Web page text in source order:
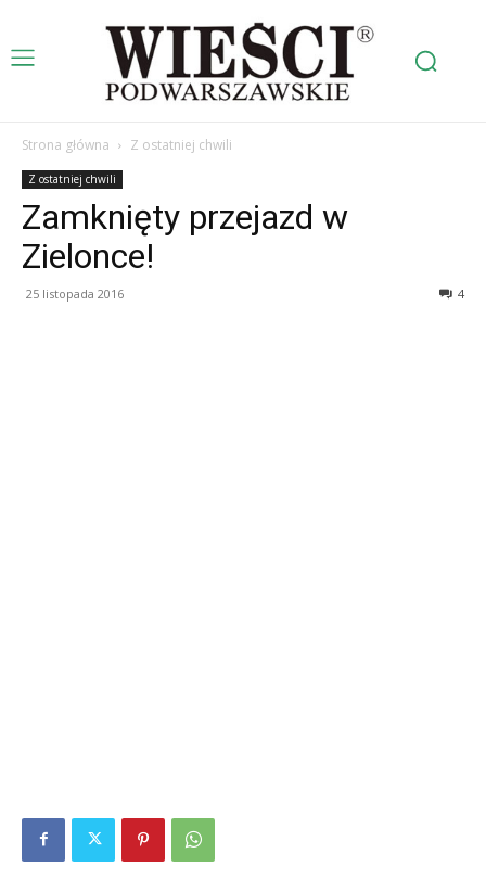
Strona główna Z ostatniej chwili
Z ostatniej chwili
Zamknięty przejazd w
Zielonce!
25 listopada 2016 4